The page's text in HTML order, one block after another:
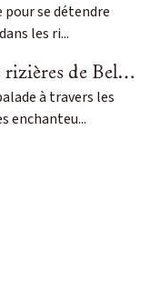
se détendre
les ri...
de Belimbing
à travers les
enchanteu...